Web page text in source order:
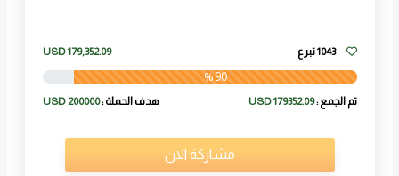
1043 تبرع 179,352.09
USD
90 %
تم الجمع :179352.09 USD هدف الحملة :200000 USD
مشاركة الان